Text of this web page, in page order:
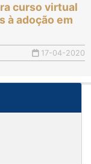
curso virtual
à adoção em
17-04-2020